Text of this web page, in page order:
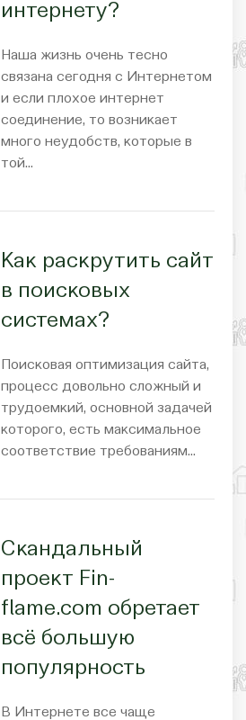
интернету?
Наша жизнь очень тесно
связана сегодня с Интернетом
и если плохое интернет
соединение, то возникает
много неудобств, которые в
той…
Как раскрутить сайт
в поисковых
системах?
Поисковая оптимизация сайта,
процесс довольно сложный и
трудоемкий, основной задачей
которого, есть максимальное
соответствие требованиям…
Скандальный
проект Fin-
flame.com обретает
всё большую
популярность
В Интернете все чаще